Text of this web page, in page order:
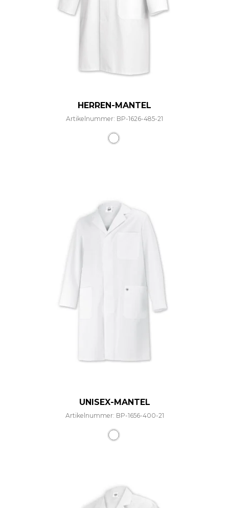
HERREN-MANTEL
Artikelnummer: BP-1626-485-21
UNISEX-MANTEL
Artikelnummer: BP-1656-400-21